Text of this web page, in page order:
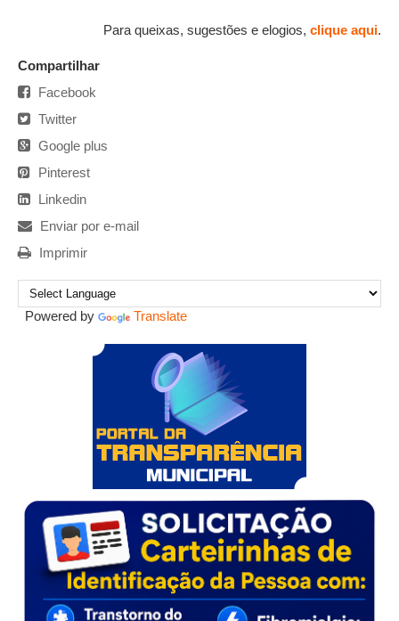
Para queixas, sugestões e elogios, clique aqui.
Compartilhar
Facebook
Twitter
Google plus
Pinterest
Linkedin
Enviar por e-mail
Imprimir
Powered by Translate